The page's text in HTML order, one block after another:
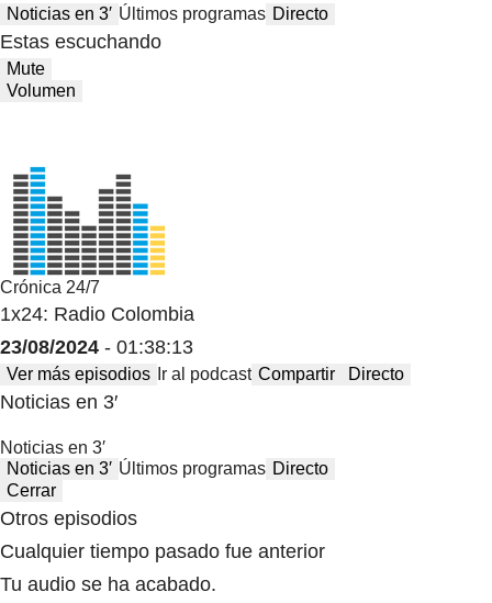
Noticias en 3′ Últimos programas Directo
Estas escuchando
Mute
Volumen
Crónica 24/7
1x24: Radio Colombia
23/08/2024 - 01:38:13
Ver más episodios Ir al podcast Compartir Directo
Noticias en 3′
Noticias en 3′
Noticias en 3′ Últimos programas Directo
Cerrar
Otros episodios
Cualquier tiempo pasado fue anterior
Tu audio se ha acabado.